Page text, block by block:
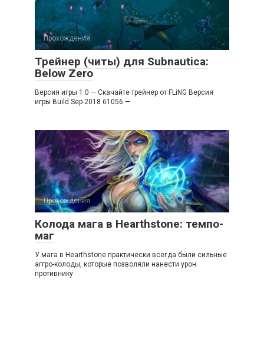
Прохождения
Трейнер (читы) для Subnautica:
Below Zero
Версия игры 1.0 — Скачайте трейнер от FLiNG Версия
игры Build Sep-2018 61056 —
Прохождения
Колода мага в Hearthstone: темпо-
маг
У мага в Hearthstone практически всегда были сильные
аггро-колоды, которые позволяли нанести урон
противнику